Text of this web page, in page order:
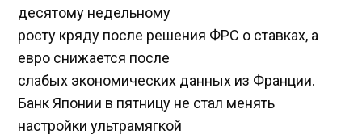
десятому недельному
росту кряду после решения ФРС о ставках, а
евро снижается после
слабых экономических данных из Франции.
Банк Японии в пятницу не стал менять
настройки ультрамягкой